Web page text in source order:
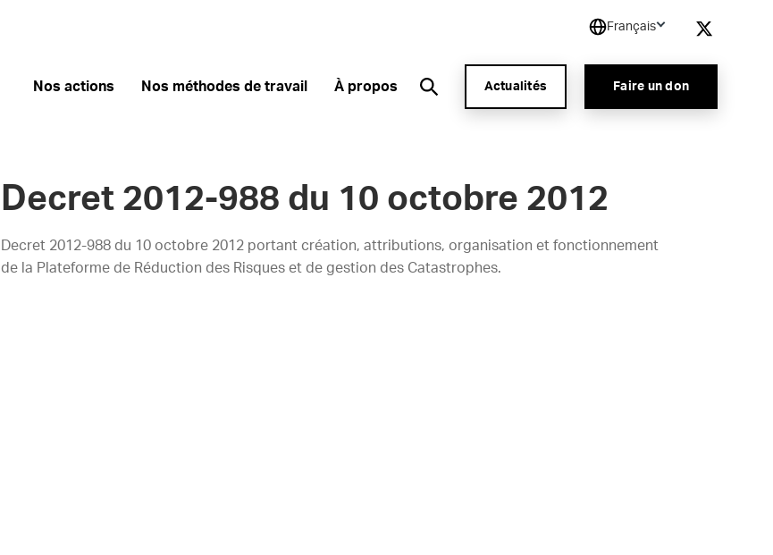
Français
Nos actions Nos méthodes de travail À propos Actualités Faire un don
Decret 2012-988 du 10 octobre 2012
Decret 2012-988 du 10 octobre 2012 portant création, attributions, organisation et fonctionnement
de la Plateforme de Réduction des Risques et de gestion des Catastrophes.